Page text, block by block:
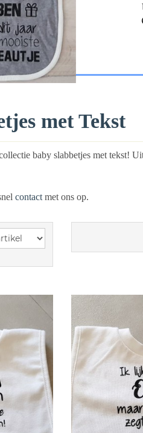
met Tekst
baby slabbetjes met tekst!
contact met ons op.